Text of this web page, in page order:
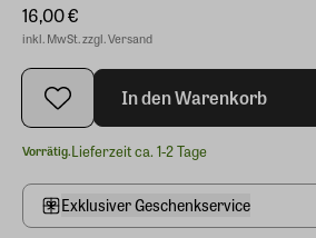
16,00 €
inkl. MwSt. zzgl. Versand
In den Warenkorb
Vorrätig.Lieferzeit ca. 1-2 Tage
Exklusiver Geschenkservice